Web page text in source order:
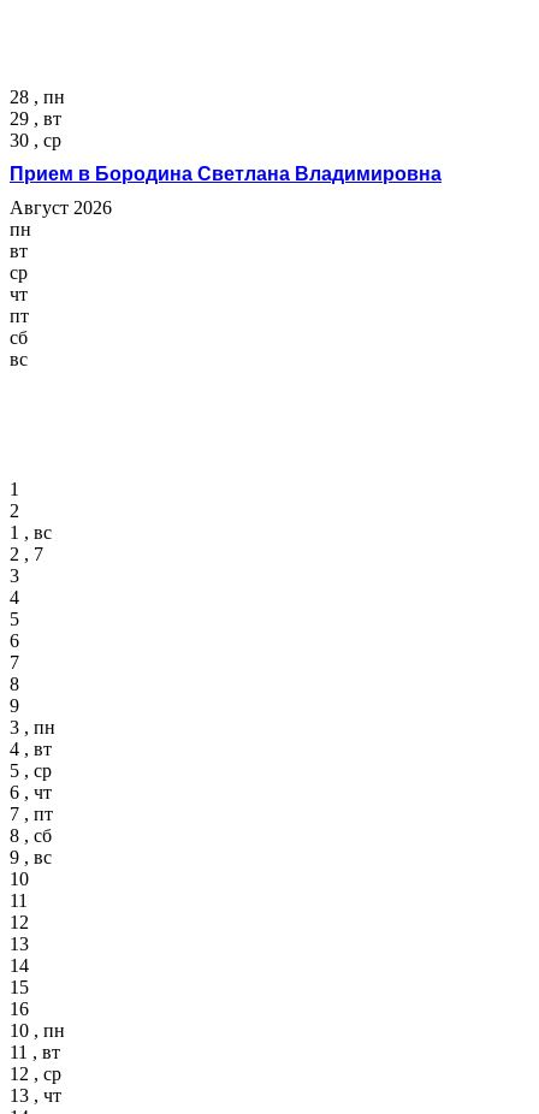
28 , пн
29 , вт
30 , ср
Прием в Бородина Светлана Владимировна
Август 2026
пн
вт
ср
чт
пт
сб
вс
1
2
1 , вс
2 , 7
3
4
5
6
7
8
9
3 , пн
4 , вт
5 , ср
6 , чт
7 , пт
8 , сб
9 , вс
10
11
12
13
14
15
16
10 , пн
11 , вт
12 , ср
13 , чт